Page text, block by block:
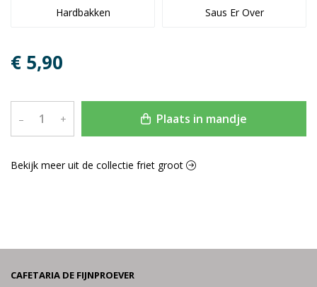
Hardbakken Saus Er Over
€ 5,90
– + Plaats in mandje
Bekijk meer uit de collectie friet groot
CAFETARIA DE FIJNPROEVER